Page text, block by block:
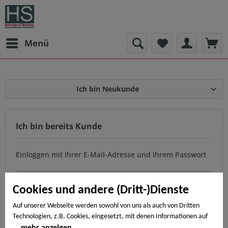
Cookies und andere (Dritt-)Dienste
Auf unserer Webseite werden sowohl von uns als auch von Dritten
Technologien, z.B. Cookies, eingesetzt, mit denen Informationen auf
Menü
Ich bin Neukunde
Ich bin bereits Kunde
Einloggen mit Ihrer E-Mail-Adresse und Ihrem Passwort